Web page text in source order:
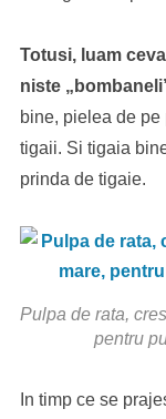
Totusi, luam
niste
bine, pielea de pe
tigaii. Si tigaia
prinda de tigaie.
Pulpa de rata,
pentru
In timp ce se